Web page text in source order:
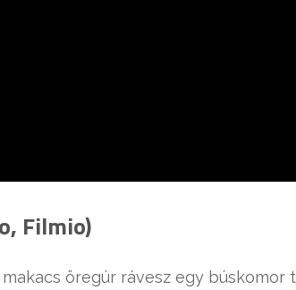
Filmio)
öregúr rávesz egy búskomor